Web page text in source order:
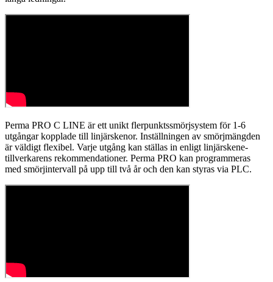
Perma PRO C LINE är ett unikt flerpunktssmörjsystem för 1-6
utgångar kopplade till linjärskenor. Inställningen av smörjmängden
är väldigt flexibel. Varje utgång kan ställas in enligt linjärskene-
tillverkarens rekommendationer. Perma PRO kan programmeras
med smörjintervall på upp till två år och den kan styras via PLC.